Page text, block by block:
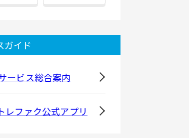
ガイド
ービス総合案内
レファク公式アプリ